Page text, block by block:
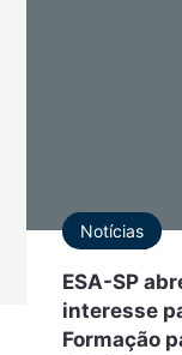
Notícias
ESA-SP
interesse
Formação